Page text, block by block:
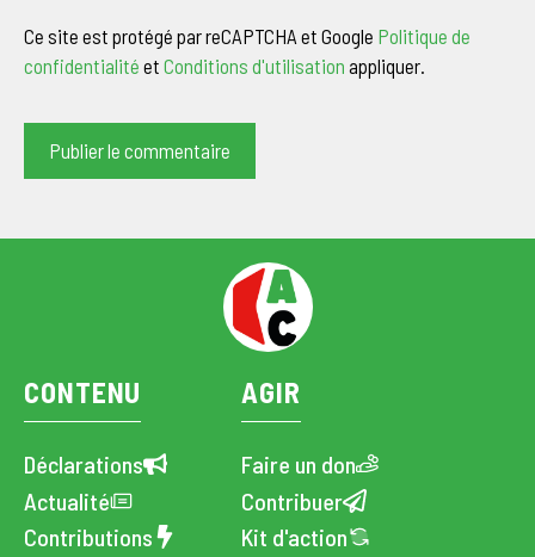
Ce site est protégé par reCAPTCHA et Google Politique de
confidentialité et Conditions d'utilisation appliquer.
CONTENU
Déclarations
Actualité
Contributions
AGIR
Faire un don
Contribuer
Kit d'action